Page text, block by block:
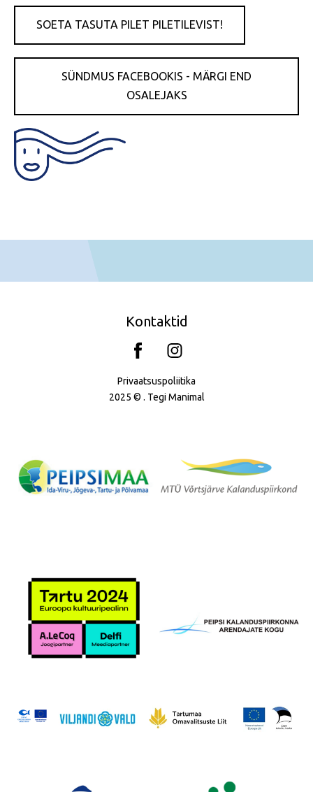
SOETA TASUTA PILET PILETILEVIST!
SÜNDMUS FACEBOOKIS - MÄRGI END
OSALEJAKS
Kontaktid
Privaatsuspoliitika
2025 © . Tegi Manimal